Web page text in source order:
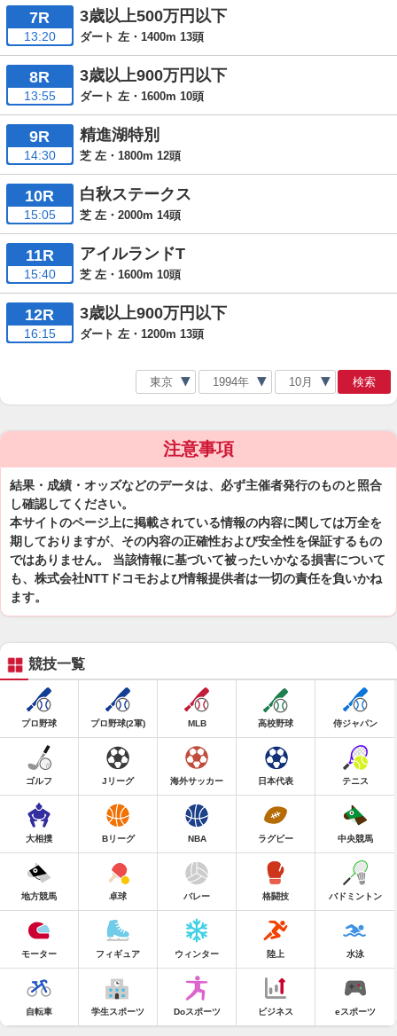
7R
13:20
3歳以上500万円以下
ダート 左・1400m 13頭
8R
13:55
3歳以上900万円以下
ダート 左・1600m 10頭
9R
14:30
精進湖特別
芝 左・1800m 12頭
10R
15:05
白秋ステークス
芝 左・2000m 14頭
11R
15:40
アイルランドT
芝 左・1600m 10頭
12R
16:15
3歳以上900万円以下
ダート 左・1200m 13頭
検索
注意事項
結果・成績・オッズなどのデータは、必ず主催者発行のものと照合
し確認してください。
本サイトのページ上に掲載されている情報の内容に関しては万全を
期しておりますが、その内容の正確性および安全性を保証するもの
ではありません。 当該情報に基づいて被ったいかなる損害について
も、株式会社NTTドコモおよび情報提供者は一切の責任を負いかね
ます。
競技一覧
プロ野球 プロ野球(2軍) MLB 高校野球 侍ジャパン
ゴルフ Jリーグ 海外サッカー 日本代表 テニス
大相撲 Bリーグ NBA ラグビー 中央競馬
地方競馬 卓球 バレー 格闘技 バドミントン
モーター フィギュア ウィンター 陸上 水泳
自転車 学生スポーツ Doスポーツ ビジネス eスポーツ